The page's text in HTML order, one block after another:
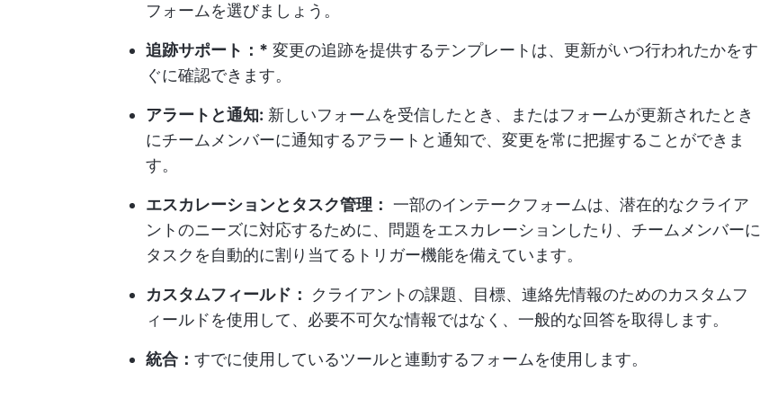
フォームを選びましょう。
追跡サポート：* 変更の追跡を提供するテンプレートは、更新がいつ行われたかをす
ぐに確認できます。
アラートと通知: 新しいフォームを受信したとき、またはフォームが更新されたとき
にチームメンバーに通知するアラートと通知で、変更を常に把握することができま
す。
エスカレーションとタスク管理： 一部のインテークフォームは、潜在的なクライア
ントのニーズに対応するために、問題をエスカレーションしたり、チームメンバーに
タスクを自動的に割り当てるトリガー機能を備えています。
カスタムフィールド： クライアントの課題、目標、連絡先情報のためのカスタムフ
ィールドを使用して、必要不可欠な情報ではなく、一般的な回答を取得します。
統合： すでに使用しているツールと連動するフォームを使用します。